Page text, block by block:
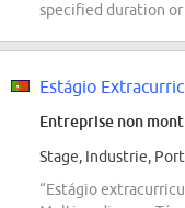
specified duration or
Entreprise non
Stage, Industrie,
“Estágio